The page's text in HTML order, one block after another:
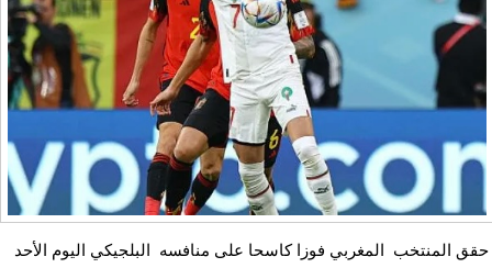
حقق المنتخب المغربي فوزا كاسحا على منافسه البلجيكي اليوم الأحد